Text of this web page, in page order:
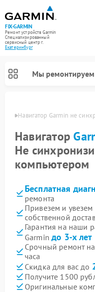
FIX-GARMIN
Ремонт устройств Garmin
Специализированный
cервисный центр г.
Екатеринбург
Мы ремонтируем
Навигатор Garmin не
Навигатор
Не
компьютером
Бесплатная
ремонта
Привезем и увезем
собственной
Гарантия на наши
Garminдо 3-х лет
Срочный ремонт
часа
Скидка для вас до
Получите 1500
Оригинальные